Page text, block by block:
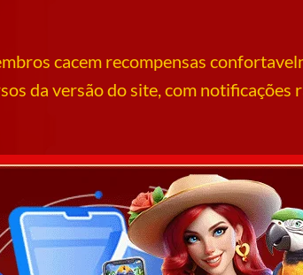
cacem recompensas
da versão do site, com notificações